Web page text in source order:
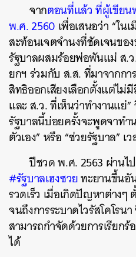
จากตอนที่แล้ว ที่ผู้เขีย
พ.ศ. 2560 เพื่อเสนอว่า “ใน
สะท้อนเจตจำนงที่ชัดเจนขอ
รัฐบาลผสมร้อยพ่อพันแม่ ส.
ยกฯ ร่วมกับ ส.ส. ที่มาจากก
สิทธิออกเสียงเลือกตั้งแต่ไม่
และ ส.ว. ที่เห็นว่าทำงานแย่
รัฐบาลนี้บ่อยครั้งจะพูดจาทำ
ตัวเอง” หรือ “ช่วยรัฐบาล”
ปีชวด พ.ศ. 2563 ผ่านไ
#รัฐบาลเฮงซวยทะยานขึ้นอั
รวดเร็ว เมื่อเกิดปัญหาต่าง
จนถึงการระบาดไวรัสโคโร
สามารถกำจัดด้วยการเรียกร้
ได้